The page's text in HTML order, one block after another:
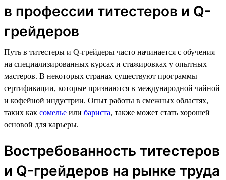
в профессии титестеров и Q-
грейдеров
Путь в титестеры и Q-грейдеры часто начинается с обучения
на специализированных курсах и стажировках у опытных
мастеров. В некоторых странах существуют программы
сертификации, которые признаются в международной чайной
и кофейной индустрии. Опыт работы в смежных областях,
таких как сомелье или бариста, также может стать хорошей
основой для карьеры.
Востребованность титестеров
и Q-грейдеров на рынке труда